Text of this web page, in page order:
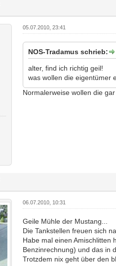
05.07.2010, 23:41
NOS-Tradamus schrieb:
alter, find ich richtig geil!
was wollen die eigentümer
Normalerweise wollen die
06.07.2010, 10:31
Geile Mühle der Mustang...
Die Tankstellen freuen sich
Habe mal einen Amischlitten
Benzinrechnung) und das in
Trotzdem nix geht über den